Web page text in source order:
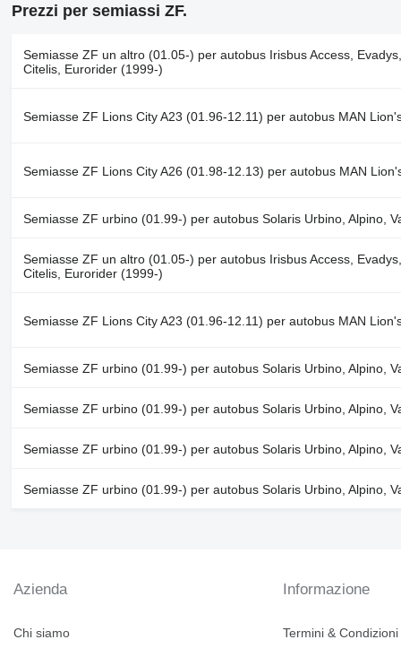
Prezzi per semiassi ZF.
Semiasse ZF un altro (01.05-) per autobus Irisbus Access,
Citelis, Eurorider (1999-)
Semiasse ZF Lions City A23 (01.96-12.11) per autobus MAN
Semiasse ZF Lions City A26 (01.98-12.13) per autobus MAN
Semiasse ZF urbino (01.99-) per autobus Solaris Urbino, Alpino,
Semiasse ZF un altro (01.05-) per autobus Irisbus Access,
Citelis, Eurorider (1999-)
Semiasse ZF Lions City A23 (01.96-12.11) per autobus MAN
Semiasse ZF urbino (01.99-) per autobus Solaris Urbino, Alpino,
Semiasse ZF urbino (01.99-) per autobus Solaris Urbino, Alpino,
Semiasse ZF urbino (01.99-) per autobus Solaris Urbino, Alpino,
Semiasse ZF urbino (01.99-) per autobus Solaris Urbino, Alpino,
Azienda
Chi siamo
Informazione
Termini & Condizioni